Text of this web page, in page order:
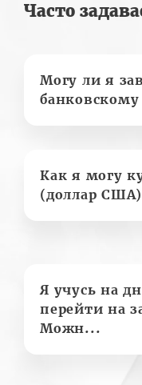
Часто
Могу ли я
Как я могу
(доллар
Я учусь на
перейти на
Можн...